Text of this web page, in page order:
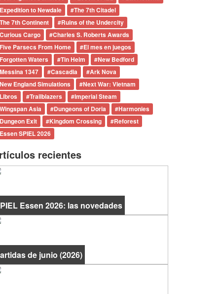
to Newdale #The 7th Citadel
7th Continent #Ruins of the Undercity
Cargo #Charles S. Roberts Awards
Parsecs From Home #El mes en juegos
Waters #Tin Helm #New Bedford
1347 #Cascadia #Ark Nova
England Simulations #Next War: Vietnam
#Trailblazers #Imperial Steam
Asia #Dungeons of Doria #Harmonies
Exit #Kingdom Crossing #Reforest
SPIEL 2026
recientes
Essen 2026: las novedades
de junio (2026)